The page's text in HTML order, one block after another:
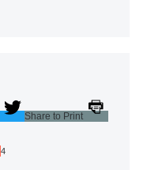
Share to Print
4